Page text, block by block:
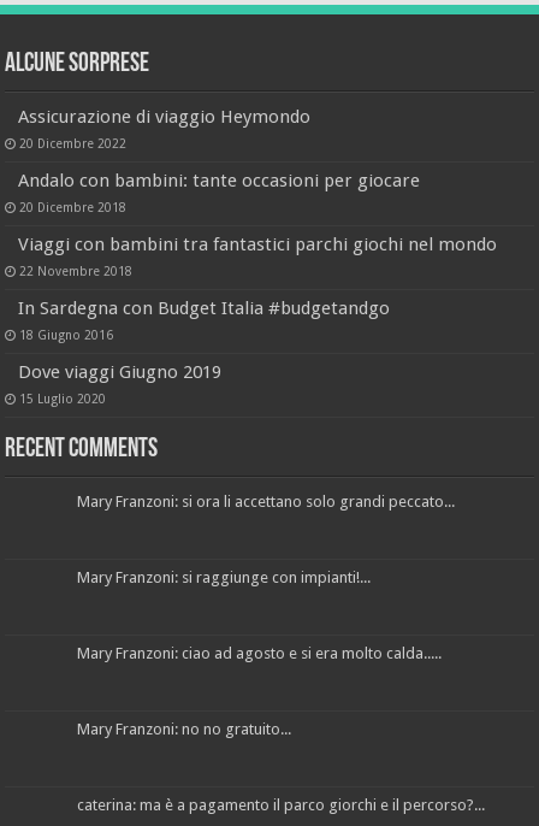
Alcune sorprese
Assicurazione di viaggio Heymondo
20 Dicembre 2022
Andalo con bambini: tante occasioni per giocare
20 Dicembre 2018
Viaggi con bambini tra fantastici parchi giochi nel mondo
22 Novembre 2018
In Sardegna con Budget Italia #budgetandgo
18 Giugno 2016
Dove viaggi Giugno 2019
15 Luglio 2020
Recent Comments
Mary Franzoni: si ora li accettano solo grandi peccato...
Mary Franzoni: si raggiunge con impianti!...
Mary Franzoni: ciao ad agosto e si era molto calda.....
Mary Franzoni: no no gratuito...
caterina: ma è a pagamento il parco giorchi e il percorso?...